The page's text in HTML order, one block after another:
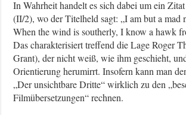
In Wahrheit handelt es sich dabei um ein
(II/2), wo der Titelheld sagt: „I am but a mad
When the wind is southerly, I know a hawk
Das charakterisiert treffend die Lage Roger
Grant), der nicht weiß, wie ihm geschieht,
Orientierung herumirrt. Insofern kann man
„Der unsichtbare Dritte“ wirklich zu den
Filmübersetzungen“ rechnen.